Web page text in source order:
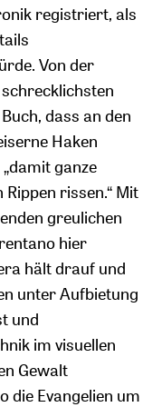
registriert, als
Von der
dass an den
Haken
ganze
rissen.“ Mit
greulichen
hier
hält drauf und
unter Aufbietung
und
im visuellen
Gewalt
die Evangelien um